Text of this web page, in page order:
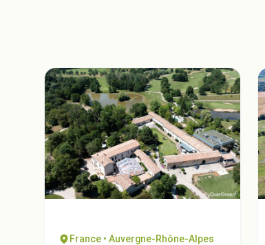
France • Auvergne-Rhône-Alpes